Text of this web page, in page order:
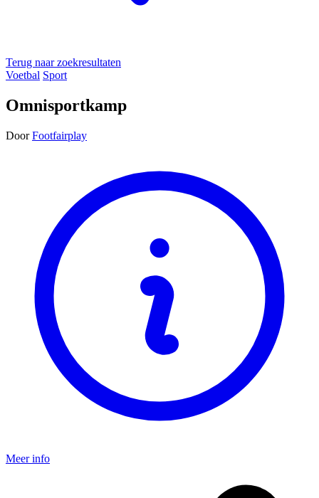
Terug naar zoekresultaten
Voetbal Sport
Omnisportkamp
Door Footfairplay
Meer info